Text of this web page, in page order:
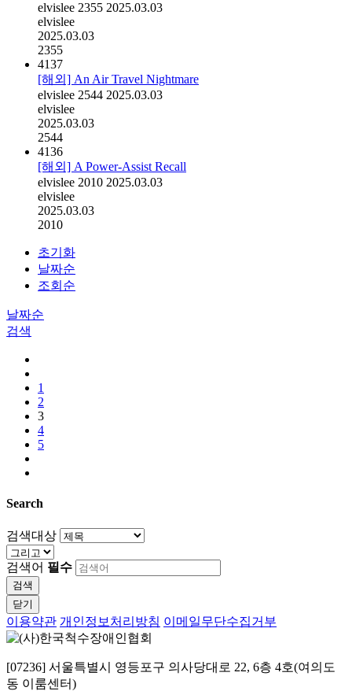
elvislee 2355 2025.03.03
elvislee
2025.03.03
2355
4137
[해외] An Air Travel Nightmare
elvislee 2544 2025.03.03
elvislee
2025.03.03
2544
4136
[해외] A Power-Assist Recall
elvislee 2010 2025.03.03
elvislee
2025.03.03
2010
초기화
날짜순
조회순
날짜순
검색
1
2
3
4
5
Search
검색대상
검색어 필수
검색
닫기
이용약관 개인정보처리방침 이메일무단수집거부
[07236] 서울특별시 영등포구 의사당대로 22, 6층 4호(여의도
동 이룸센터)